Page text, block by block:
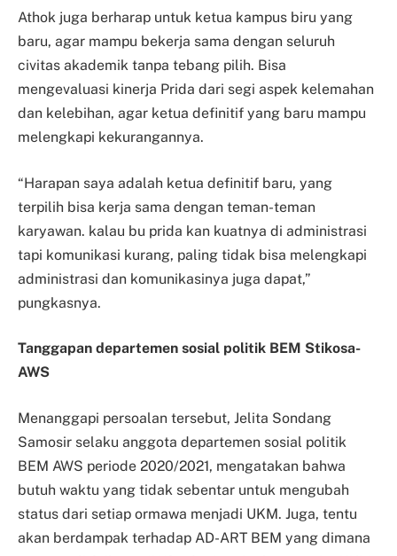
Athok juga berharap untuk ketua kampus biru yang
baru, agar mampu bekerja sama dengan seluruh
civitas akademik tanpa tebang pilih. Bisa
mengevaluasi kinerja Prida dari segi aspek kelemahan
dan kelebihan, agar ketua definitif yang baru mampu
melengkapi kekurangannya.
“Harapan saya adalah ketua definitif baru, yang
terpilih bisa kerja sama dengan teman-teman
karyawan. kalau bu prida kan kuatnya di administrasi
tapi komunikasi kurang, paling tidak bisa melengkapi
administrasi dan komunikasinya juga dapat,”
pungkasnya.
Tanggapan departemen sosial politik BEM Stikosa-
AWS
Menanggapi persoalan tersebut, Jelita Sondang
Samosir selaku anggota departemen sosial politik
BEM AWS periode 2020/2021, mengatakan bahwa
butuh waktu yang tidak sebentar untuk mengubah
status dari setiap ormawa menjadi UKM. Juga, tentu
akan berdampak terhadap AD-ART BEM yang dimana